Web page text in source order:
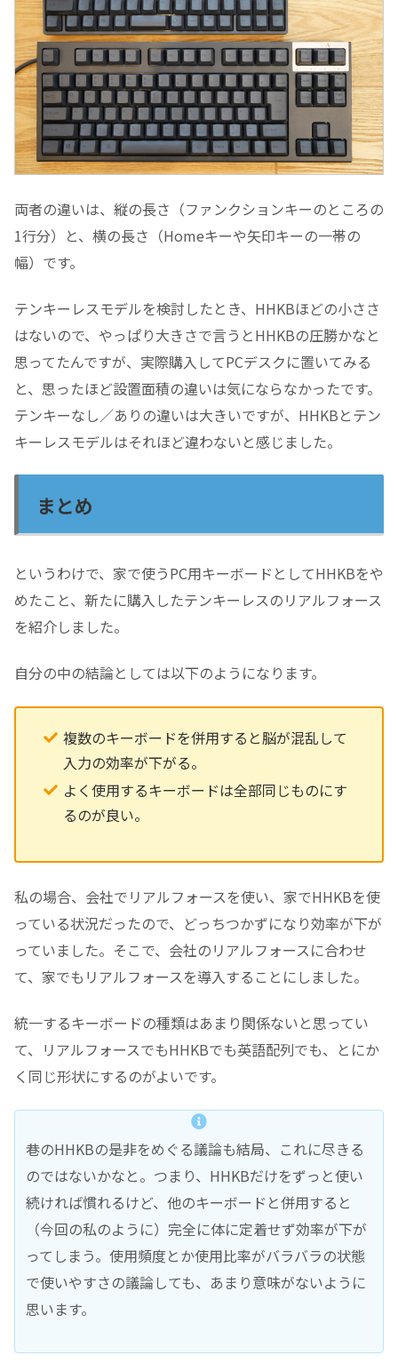
両者の違いは、縦の長さ（ファンクションキーのところの
1行分）と、横の長さ（Homeキーや矢印キーの一帯の
幅）です。
テンキーレスモデルを検討したとき、HHKBほどの小ささ
はないので、やっぱり大きさで言うとHHKBの圧勝かなと
思ってたんですが、実際購入してPCデスクに置いてみる
と、思ったほど設置面積の違いは気にならなかったです。
テンキーなし／ありの違いは大きいですが、HHKBとテン
キーレスモデルはそれほど違わないと感じました。
まとめ
というわけで、家で使うPC用キーボードとしてHHKBをや
めたこと、新たに購入したテンキーレスのリアルフォース
を紹介しました。
自分の中の結論としては以下のようになります。
複数のキーボードを併用すると脳が混乱して
入力の効率が下がる。
よく使用するキーボードは全部同じものにす
るのが良い。
私の場合、会社でリアルフォースを使い、家でHHKBを使
っている状況だったので、どっちつかずになり効率が下が
っていました。そこで、会社のリアルフォースに合わせ
て、家でもリアルフォースを導入することにしました。
統一するキーボードの種類はあまり関係ないと思ってい
て、リアルフォースでもHHKBでも英語配列でも、とにか
く同じ形状にするのがよいです。
巷のHHKBの是非をめぐる議論も結局、これに尽きる
のではないかなと。つまり、HHKBだけをずっと使い
続ければ慣れるけど、他のキーボードと併用すると
（今回の私のように）完全に体に定着せず効率が下が
ってしまう。使用頻度とか使用比率がバラバラの状態
で使いやすさの議論しても、あまり意味がないように
思います。